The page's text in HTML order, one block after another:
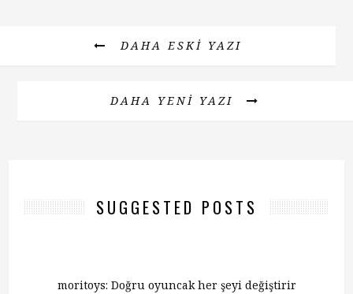
DAHA ESKI YAZI
DAHA YENI YAZI
SUGGESTED POSTS
moritoys: Doğru oyuncak her şeyi değiştirir